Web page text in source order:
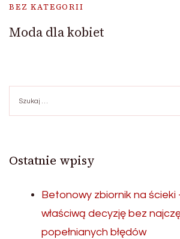
BEZ KATEGORII
Moda dla kobiet
Ostatnie wpisy
Betonowy zbiornik na ścieki
właściwą decyzję bez
popełnianych błędów